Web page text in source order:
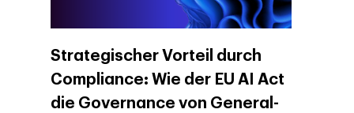
Strategischer Vorteil durch
Compliance: Wie der EU AI Act
die Governance von General-